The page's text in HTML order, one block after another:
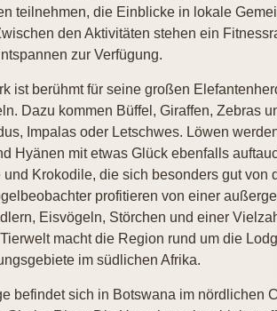
teilnehmen, die Einblicke in lokale
den Aktivitäten stehen ein
zur Verfügung.
ist berühmt für seine großen
Dazu kommen Büffel, Giraffen, Zebras
Impalas oder Letschwes. Löwen
Hyänen mit etwas Glück ebenfalls
Krokodile, die sich besonders gut von
profitieren von einer
Eisvögeln, Störchen und einer
macht die Region rund um die
im südlichen Afrika.
befindet sich in Botswana im nördlichen